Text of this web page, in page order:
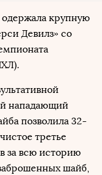
крупную
Девилз» со
нападающий
позволила 32-
третье
за всю историю
шайб,